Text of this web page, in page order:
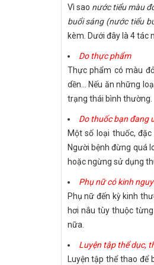
Vì sao nước tiểu màu
buổi sáng (nước tiểu
kèm. Dưới đây là 4 tác
Do thực phẩm
Thực phẩm có màu
dền... Nếu ăn những
trạng thái bình thường.
Do thuốc bạn đang
Một số loại thuốc,
Người bệnh đừng quá
hoặc ngừng sử dụng
Phụ nữ có kinh
Phụ nữ đến kỳ kinh
hơi nâu tùy thuộc
nữa.
Luyện tập thể dục,
Luyện tập thể thao